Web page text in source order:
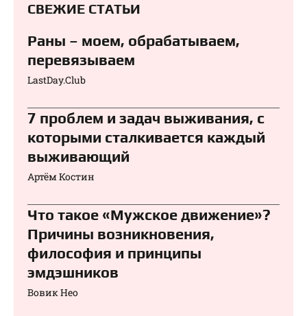
СВЕЖИЕ СТАТЬИ
Раны – моем, обрабатываем,
перевязываем⁠⁠
LastDay.Club
7 проблем и задач выживания, с
которыми сталкивается каждый
выживающий
Артём Костин
Что такое «Мужское движение»?
Причины возникновения,
философия и принципы
эмдэшников
Вовик Нео